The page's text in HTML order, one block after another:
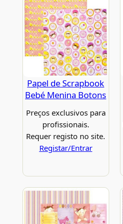
Papel de Scrapbook
Bebé Menina Botons
Preços exclusivos para
profissionais.
Requer registo no site.
Registar/Entrar